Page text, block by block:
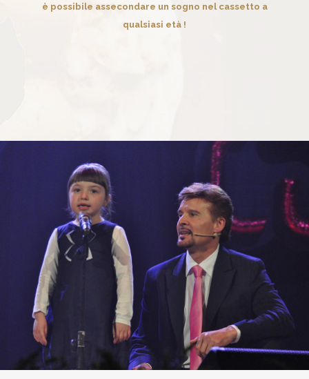
è possibile assecondare un sogno nel cassetto a
qualsiasi età !